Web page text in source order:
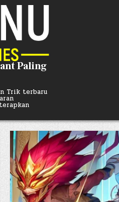
Paling
Trik terbaru